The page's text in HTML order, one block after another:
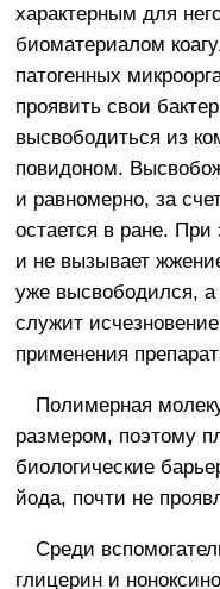
характерным для
биоматериалом
патогенных
проявить свои
высвободиться из
повидоном.
и равномерно, за
остается в ране. При
и не вызывает
уже высвободился, а
служит
применения
Полимерная
размером, поэтому
биологические
йода, почти не
Среди
глицерин и